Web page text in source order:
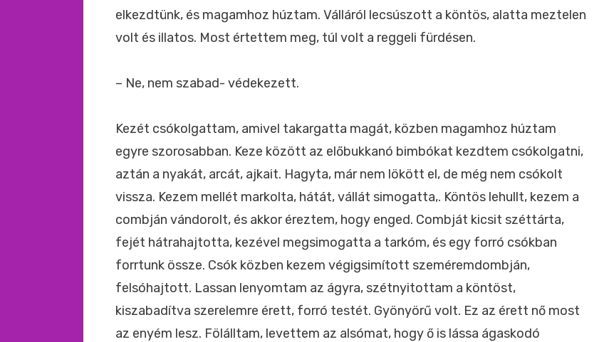
elkezdtünk, és magamhoz húztam. Válláról lecsúszott a köntös, alatta meztelen
volt és illatos. Most értettem meg, túl volt a reggeli fürdésen.
– Ne, nem szabad- védekezett.
Kezét csókolgattam, amivel takargatta magát, közben magamhoz húztam
egyre szorosabban. Keze között az előbukkanó bimbókat kezdtem csókolgatni,
aztán a nyakát, arcát, ajkait. Hagyta, már nem lökött el, de még nem csókolt
vissza. Kezem mellét markolta, hátát, vállát simogatta,. Köntös lehullt, kezem a
combján vándorolt, és akkor éreztem, hogy enged. Combját kicsit széttárta,
fejét hátrahajtotta, kezével megsimogatta a tarkóm, és egy forró csókban
forrtunk össze. Csók közben kezem végigsimított szeméremdombján,
felsóhajtott. Lassan lenyomtam az ágyra, szétnyitottam a köntöst,
kiszabadítva szerelemre érett, forró testét. Gyönyörű volt. Ez az érett nő most
az enyém lesz. Fölálltam, levettem az alsómat, hogy ő is lássa ágaskodó